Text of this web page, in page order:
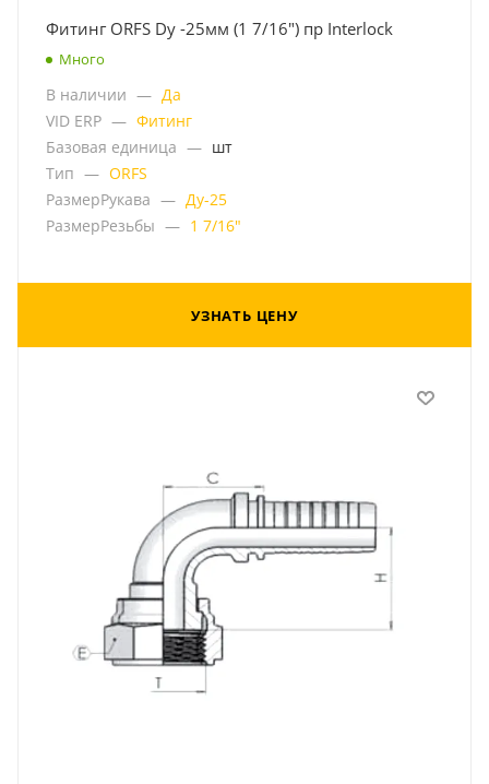
Фитинг ORFS Dу -25мм (1 7/16") пр Interlock
Много
В наличии — Да
VID ERP — Фитинг
Базовая единица — шт
Тип — ORFS
РазмерРукава — Ду-25
РазмерРезьбы — 1 7/16"
УЗНАТЬ ЦЕНУ